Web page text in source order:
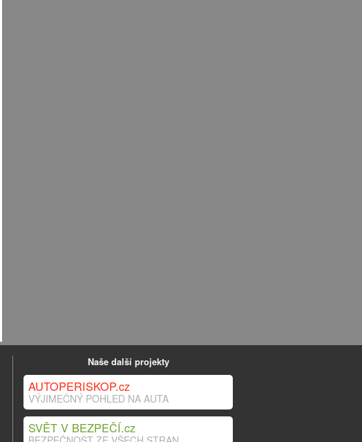
Naše další projekty
AUTOPERISKOP.cz
VÝJIMEČNÝ POHLED NA AUTA
SVĚT V BEZPEČÍ.cz